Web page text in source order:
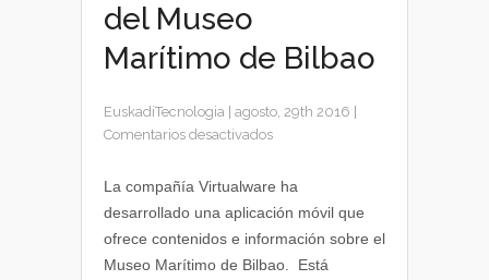
del Museo
Marítimo de Bilbao
EuskadiTecnologia agosto, 29th 2016
Comentarios desactivadosen
desarrolla
del
Museo
La compañía Virtualware ha
desarrollado una aplicación móvil que
ofrece contenidos e información sobre el
Museo Marítimo de Bilbao. Está